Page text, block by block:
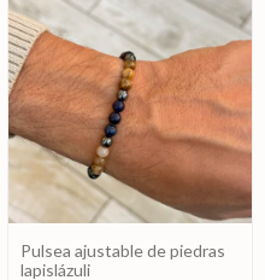
Pulsea ajustable de piedras
lapislázuli